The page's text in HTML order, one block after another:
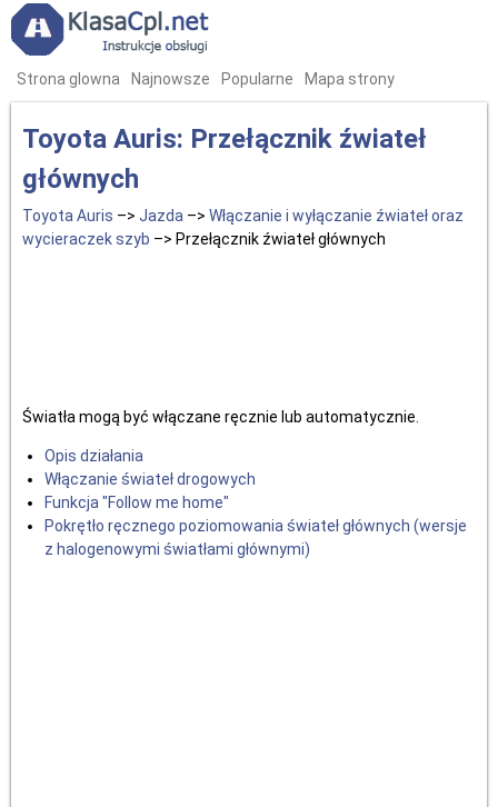
Strona glowna Najnowsze Popularne Mapa strony
Toyota Auris: Przełącznik źwiateł
głównych
Toyota Auris –> Jazda –> Włączanie i wyłączanie źwiateł oraz
wycieraczek szyb –> Przełącznik źwiateł głównych
Światła mogą być włączane ręcznie lub automatycznie.
Opis działania
Włączanie świateł drogowych
Funkcja "Follow me home"
Pokrętło ręcznego poziomowania świateł głównych (wersje
z halogenowymi światłami głównymi)